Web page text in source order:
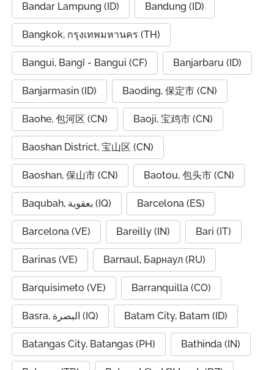
Bandar Lampung (ID) Bandung (ID)
Bangkok, กรุงเทพมหานคร (TH)
Bangui, Bangî - Bangui (CF) Banjarbaru (ID)
Banjarmasin (ID) Baoding, 保定市 (CN)
Baohe, 包河区 (CN) Baoji, 宝鸡市 (CN)
Baoshan District, 宝山区 (CN)
Baoshan, 保山市 (CN) Baotou, 包头市 (CN)
Baqubah, بعقوبة (IQ) Barcelona (ES)
Barcelona (VE) Bareilly (IN) Bari (IT)
Barinas (VE) Barnaul, Барнаул (RU)
Barquisimeto (VE) Barranquilla (CO)
Basra, البصرة (IQ) Batam City, Batam (ID)
Batangas City, Batangas (PH) Bathinda (IN)